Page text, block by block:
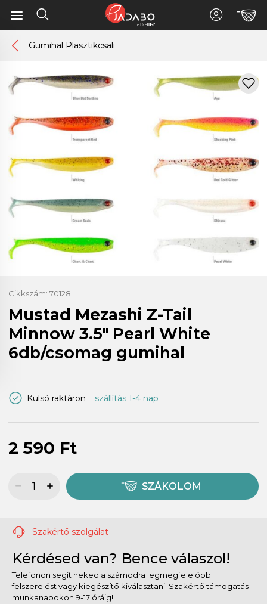
Gumihal Plasztikcsali
Cikkszám: 70128
Mustad Mezashi Z-Tail
Minnow 3.5" Pearl White
6db/csomag gumihal
Külső raktáron szállítás 1-4 nap
2 590 Ft
SZÁKOLOM
Szakértő szolgálat
Kérdésed van? Bence válaszol!
Telefonon segít neked a számodra legmegfelelőbb
felszerelést vagy kiegészítő kiválasztani. Szakértő támogatás
munkanapokon 9-17 óráig!